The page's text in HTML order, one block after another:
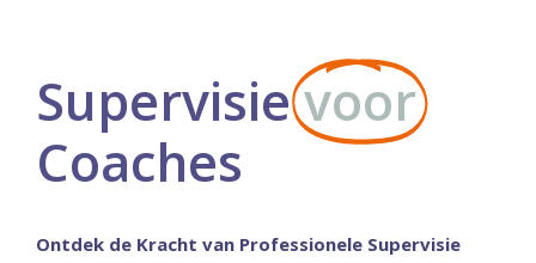
Supervisie voor
Coaches
Ontdek de Kracht van Professionele Supervisie